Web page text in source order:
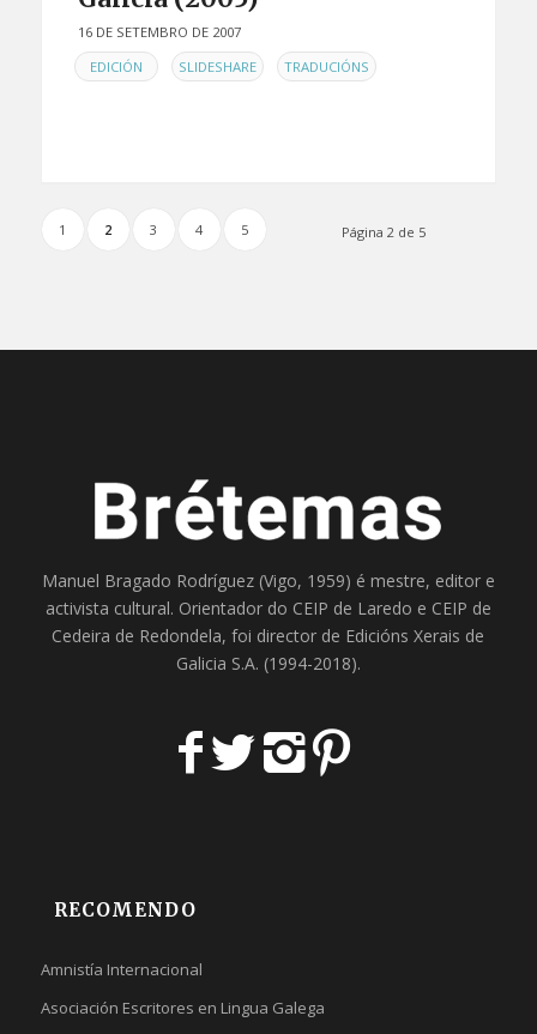
16 DE SETEMBRO DE 2007
EN
EDICIÓN , SLIDESHARE , TRADUCIÓNS
Página 2 de 5
1 2 3 4 5
Manuel Bragado Rodríguez (Vigo, 1959) é mestre, editor e
activista cultural. Orientador do CEIP de Laredo e CEIP de
Cedeira de Redondela, foi director de Edicións Xerais de
Galicia S.A. (1994-2018).
RECOMENDO
Amnistía Internacional
Asociación Escritores en Lingua Galega